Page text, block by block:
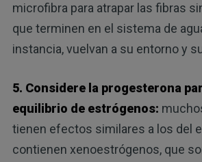
microfibra para atrapar las fibras
que terminen en el sistema de
instancia, vuelvan a su entorno y
5. Considere la progesterona
equilibrio de estrógenos:
tienen efectos similares a los del
contienen xenoestrógenos, que